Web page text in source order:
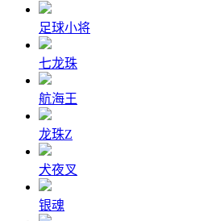
足球小将
七龙珠
航海王
龙珠Z
犬夜叉
银魂